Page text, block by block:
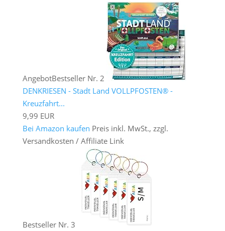
AngebotBestseller Nr. 2
DENKRIESEN - Stadt Land VOLLPFOSTEN® -
Kreuzfahrt...
9,99 EUR
Bei Amazon kaufen Preis inkl. MwSt., zzgl.
Versandkosten / Affiliate Link
Bestseller Nr. 3